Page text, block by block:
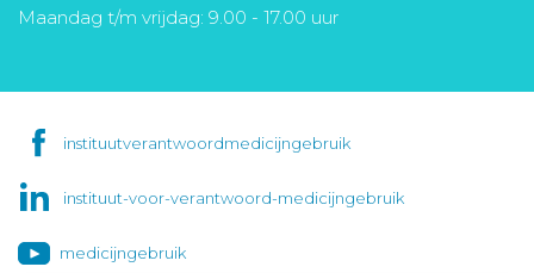
Maandag t/m vrijdag: 9.00 - 17.00 uur
instituutverantwoordmedicijngebruik
instituut-voor-verantwoord-medicijngebruik
medicijngebruik